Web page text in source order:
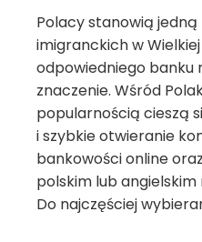
Polacy stanowią
imigranckich w
odpowiedniego banku
znaczenie. Wśród
popularnością cieszą
i szybkie otwieranie
bankowości online
polskim lub
Do najczęściej